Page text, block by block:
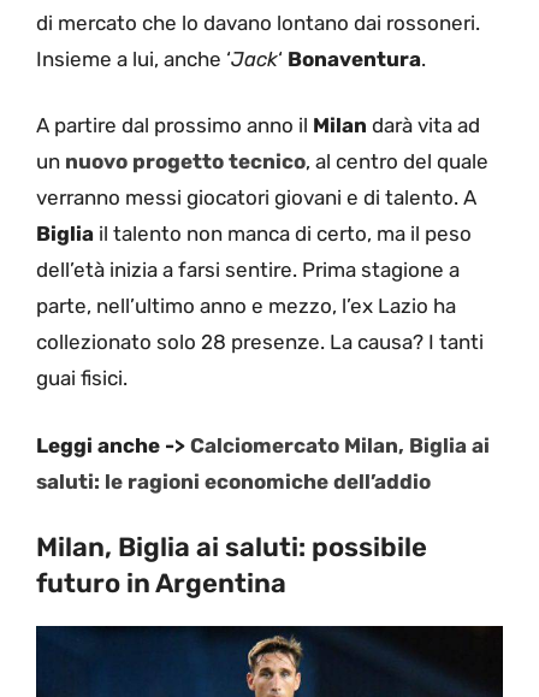
di mercato che lo davano lontano dai rossoneri.
Insieme a lui, anche ‘Jack‘ Bonaventura.
A partire dal prossimo anno il Milan darà vita ad
un nuovo progetto tecnico, al centro del quale
verranno messi giocatori giovani e di talento. A
Biglia il talento non manca di certo, ma il peso
dell’età inizia a farsi sentire. Prima stagione a
parte, nell’ultimo anno e mezzo, l’ex Lazio ha
collezionato solo 28 presenze. La causa? I tanti
guai fisici.
Leggi anche -> Calciomercato Milan, Biglia ai
saluti: le ragioni economiche dell’addio
Milan, Biglia ai saluti: possibile
futuro in Argentina